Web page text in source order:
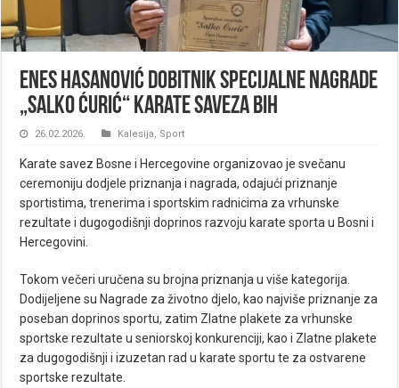
Enes Hasanović dobitnik Specijalne nagrade
„Salko Ćurić“ Karate saveza BiH
26.02.2026. Kalesija, Sport
Karate savez Bosne i Hercegovine organizovao je svečanu
ceremoniju dodjele priznanja i nagrada, odajući priznanje
sportistima, trenerima i sportskim radnicima za vrhunske
rezultate i dugogodišnji doprinos razvoju karate sporta u Bosni i
Hercegovini.
Tokom večeri uručena su brojna priznanja u više kategorija.
Dodijeljene su Nagrade za životno djelo, kao najviše priznanje za
poseban doprinos sportu, zatim Zlatne plakete za vrhunske
sportske rezultate u seniorskoj konkurenciji, kao i Zlatne plakete
za dugogodišnji i izuzetan rad u karate sportu te za ostvarene
sportske rezultate.